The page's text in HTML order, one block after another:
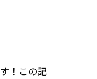
！この記